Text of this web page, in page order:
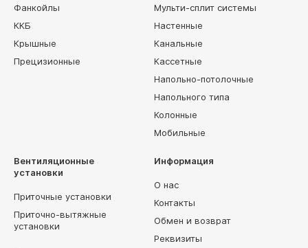
Фанкойлы
ККБ
Крышные
Прецизионные
Мульти-сплит системы
Настенные
Канальные
Кассетные
Напольно-потолочные
Напольного типа
Колонные
Мобильные
Вентиляционные
установки
Приточные установки
Приточно-вытяжные
установки
Информация
О нас
Контакты
Обмен и возврат
Реквизиты